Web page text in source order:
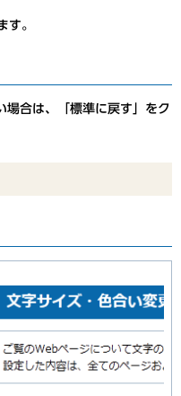
す。
合は、「標準に戻す」をク